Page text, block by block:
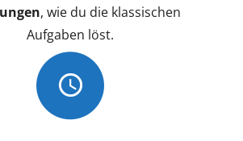
, wie du die klassischen
Aufgaben löst.